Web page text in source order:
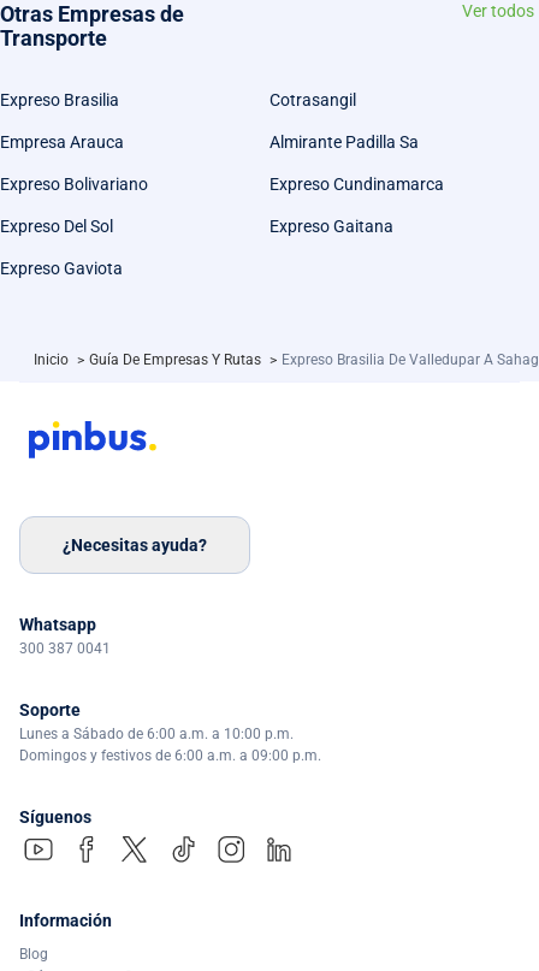
Otras Empresas de
Transporte
Ver todos
Expreso Brasilia Cotrasangil
Empresa Arauca Almirante Padilla Sa
Expreso Bolivariano Expreso Cundinamarca
Expreso Del Sol Expreso Gaitana
Expreso Gaviota
Inicio > Guía De Empresas Y Rutas > Expreso Brasilia De Valledupar A
¿Necesitas ayuda?
Whatsapp
300 387 0041
Soporte
Lunes a Sábado de 6:00 a.m. a 10:00 p.m.
Domingos y festivos de 6:00 a.m. a 09:00 p.m.
Síguenos
Información
Blog